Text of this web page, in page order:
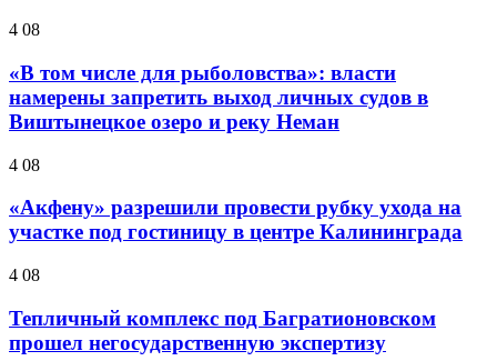
4 08
«В том числе для рыболовства»: власти
намерены запретить выход личных судов в
Виштынецкое озеро и реку Неман
4 08
«Акфену» разрешили провести рубку ухода на
участке под гостиницу в центре Калининграда
4 08
Тепличный комплекс под Багратионовском
прошел негосударственную экспертизу